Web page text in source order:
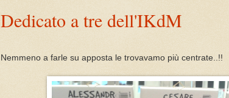
Dedicato a tre dell'IKdM
Nemmeno a farle su apposta le trovavamo più centrate..!!